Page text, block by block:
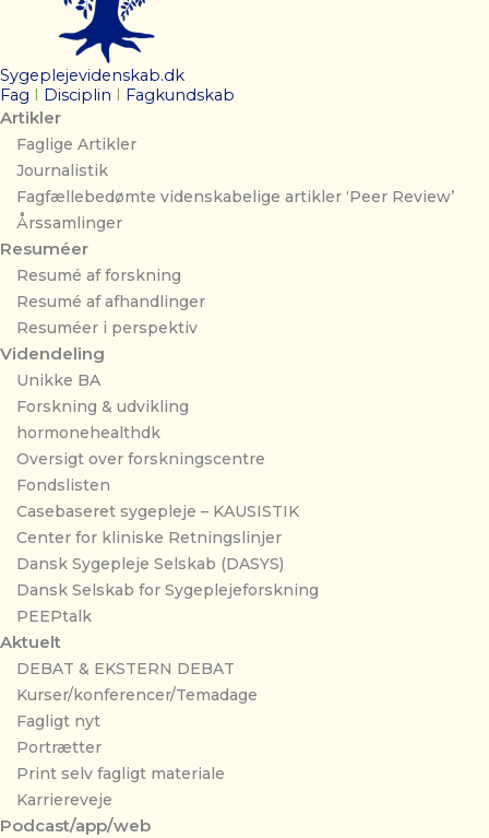
Sygeplejevidenskab.dk
Fag
Disciplin Fagkundskab
Artikler
Faglige Artikler
Journalistik
Fagfællebedømte videnskabelige artikler ‘Peer Review’
Årssamlinger
Resuméer
Resumé af forskning
Resumé af afhandlinger
Resuméer i perspektiv
Videndeling
Unikke BA
Forskning & udvikling
hormonehealthdk
Oversigt over forskningscentre
Fondslisten
Casebaseret sygepleje – KAUSISTIK
Center for kliniske Retningslinjer
Dansk Sygepleje Selskab (DASYS)
Dansk Selskab for Sygeplejeforskning
PEEPtalk
Aktuelt
DEBAT & EKSTERN DEBAT
Kurser/konferencer/Temadage
Fagligt nyt
Portrætter
Print selv fagligt materiale
Karriereveje
Podcast/app/web